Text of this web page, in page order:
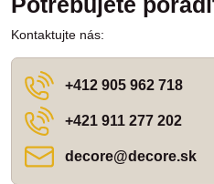
Potrebujete
Kontaktujte nás:
+412 905 962 718
+421 911 277 202
decore​@decore​.sk